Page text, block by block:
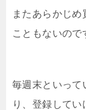
またあらかじめ
こともないので
毎週末といって
り、登録して